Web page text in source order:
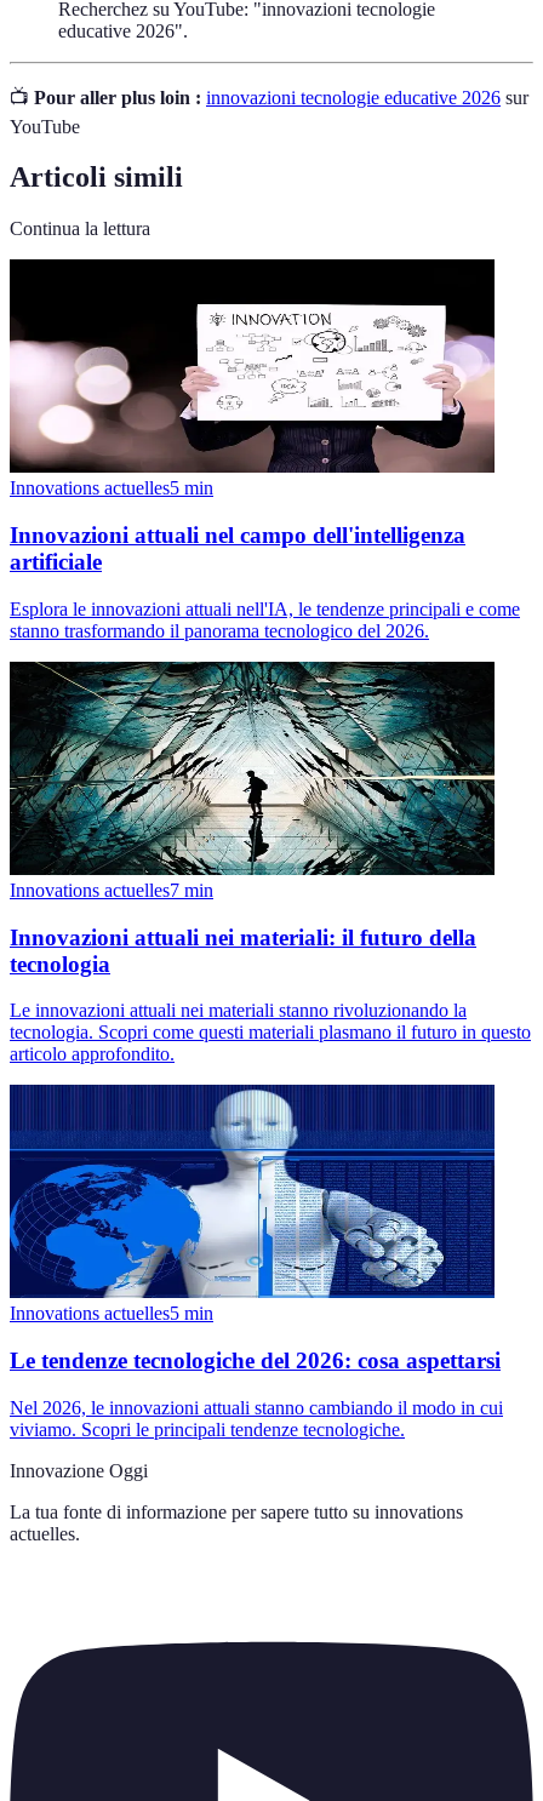
Recherchez su YouTube: "innovazioni tecnologie
educative 2026".
📺 Pour aller plus loin : innovazioni tecnologie educative 2026 sur
YouTube
Articoli simili
Continua la lettura
Innovations actuelles5 min
Innovazioni attuali nel campo dell'intelligenza
artificiale
Esplora le innovazioni attuali nell'IA, le tendenze principali e come
stanno trasformando il panorama tecnologico del 2026.
Innovations actuelles7 min
Innovazioni attuali nei materiali: il futuro della
tecnologia
Le innovazioni attuali nei materiali stanno rivoluzionando la
tecnologia. Scopri come questi materiali plasmano il futuro in questo
articolo approfondito.
Innovations actuelles5 min
Le tendenze tecnologiche del 2026: cosa aspettarsi
Nel 2026, le innovazioni attuali stanno cambiando il modo in cui
viviamo. Scopri le principali tendenze tecnologiche.
Innovazione Oggi
La tua fonte di informazione per sapere tutto su innovations
actuelles.